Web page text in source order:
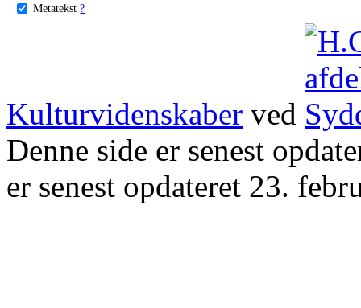
Metatekst ?
Kulturvidenskaber ved
Denne side er senest
er senest opdateret 23.